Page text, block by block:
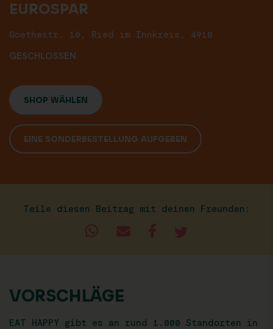
EUROSPAR
Goethestr. 10, Ried im Innkreis, 4910
GESCHLOSSEN
SHOP WÄHLEN
EINE SONDERBESTELLUNG AUFGEBEN
Teile diesen Beitrag mit deinen Freunden:
VORSCHLÄGE
EAT HAPPY gibt es an rund 1.000 Standorten in